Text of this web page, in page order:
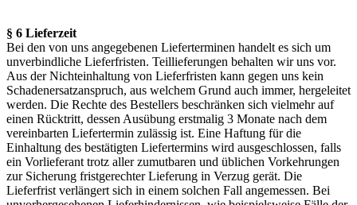
§ 6 Lieferzeit
Bei den von uns angegebenen Lieferterminen handelt es sich um
unverbindliche Lieferfristen. Teillieferungen behalten wir uns vor.
Aus der Nichteinhaltung von Lieferfristen kann gegen uns kein
Schadenersatzanspruch, aus welchem Grund auch immer, hergeleitet
werden. Die Rechte des Bestellers beschränken sich vielmehr auf
einen Rücktritt, dessen Ausübung erstmalig 3 Monate nach dem
vereinbarten Liefertermin zulässig ist. Eine Haftung für die
Einhaltung des bestätigten Liefertermins wird ausgeschlossen, falls
ein Vorlieferant trotz aller zumutbaren und üblichen Vorkehrungen
zur Sicherung fristgerechter Lieferung in Verzug gerät. Die
Lieferfrist verlängert sich in einem solchen Fall angemessen. Bei